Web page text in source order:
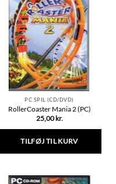
PC SPIL (CD/DVD)
RollerCoaster Mania 2 (PC)
25,00 kr.
TILFØJ TIL KURV